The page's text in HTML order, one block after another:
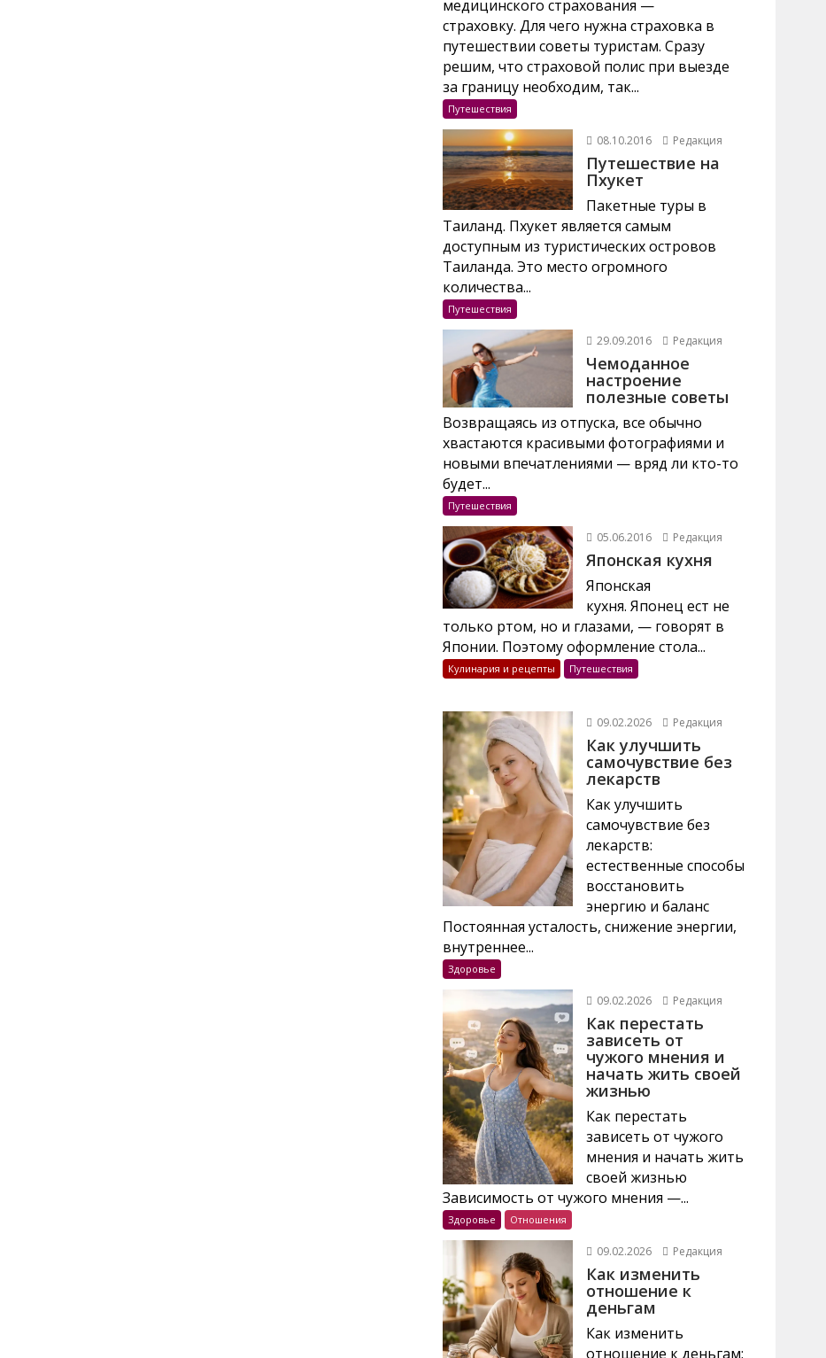
медицинского страхования —
страховку. Для чего нужна страховка в
путешествии советы туристам. Сразу
решим, что страховой полис при выезде
за границу необходим, так...
Путешествия
08.10.2016 Редакция
Путешествие на
Пхукет
Пакетные туры в
Таиланд. Пхукет является самым
доступным из туристических островов
Таиланда. Это место огромного
количества...
Путешествия
29.09.2016 Редакция
Чемоданное
настроение
полезные советы
Возвращаясь из отпуска, все обычно
хвастаются красивыми фотографиями и
новыми впечатлениями — вряд ли кто-то
будет...
Путешествия
05.06.2016 Редакция
Японская кухня
Японская
кухня. Японец ест не
только ртом, но и глазами, — говорят в
Японии. Поэтому оформление стола...
Кулинария и рецепты Путешествия
09.02.2026 Редакция
Как улучшить
самочувствие без
лекарств
Как улучшить
самочувствие без
лекарств:
естественные способы
восстановить
энергию и баланс
Постоянная усталость, снижение энергии,
внутреннее...
Здоровье
09.02.2026 Редакция
Как перестать
зависеть от
чужого мнения и
начать жить своей
жизнью
Как перестать
зависеть от чужого
мнения и начать жить
своей жизнью
Зависимость от чужого мнения —...
Здоровье Отношения
09.02.2026 Редакция
Как изменить
отношение к
деньгам
Как изменить
отношение к деньгам: